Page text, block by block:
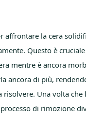
affrontare la cera
Questo è
mentre è ancora
ancora di più,
risolvere. Una volta che
di rimozione